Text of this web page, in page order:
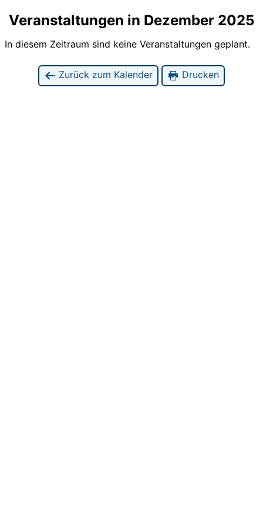
Veranstaltungen in Dezember 2025
In diesem Zeitraum sind keine Veranstaltungen geplant.
Zurück zum Kalender Drucken